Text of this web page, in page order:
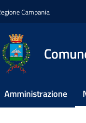
Campania
Amministrazione